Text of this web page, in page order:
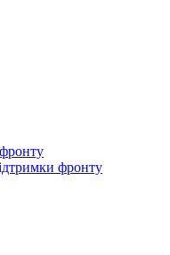
фронту